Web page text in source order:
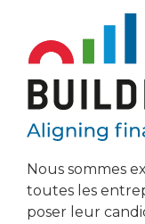
Nous sommes
toutes les
poser leur